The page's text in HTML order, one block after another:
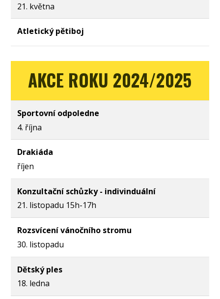
21. května
Atletický pětiboj
AKCE ROKU 2024/2025
Sportovní odpoledne
4. října
Drakiáda
říjen
Konzultační schůzky - indivinduální
21. listopadu 15h-17h
Rozsvícení vánočního stromu
30. listopadu
Dětský ples
18. ledna